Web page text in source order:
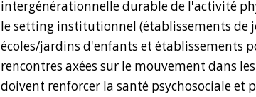
intergénérationnelle durable de l'activité
le setting institutionnel (établissements de
écoles/jardins d'enfants et établissements
rencontres axées sur le mouvement dans
doivent renforcer la santé psychosociale et